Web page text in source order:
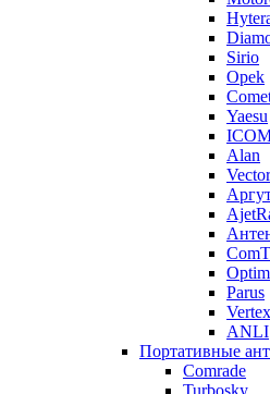
Sirio
Opek
Yaesu
Alan
Vector
Optim
Parus
ANLI
Портативные
Comrade
Turbosky